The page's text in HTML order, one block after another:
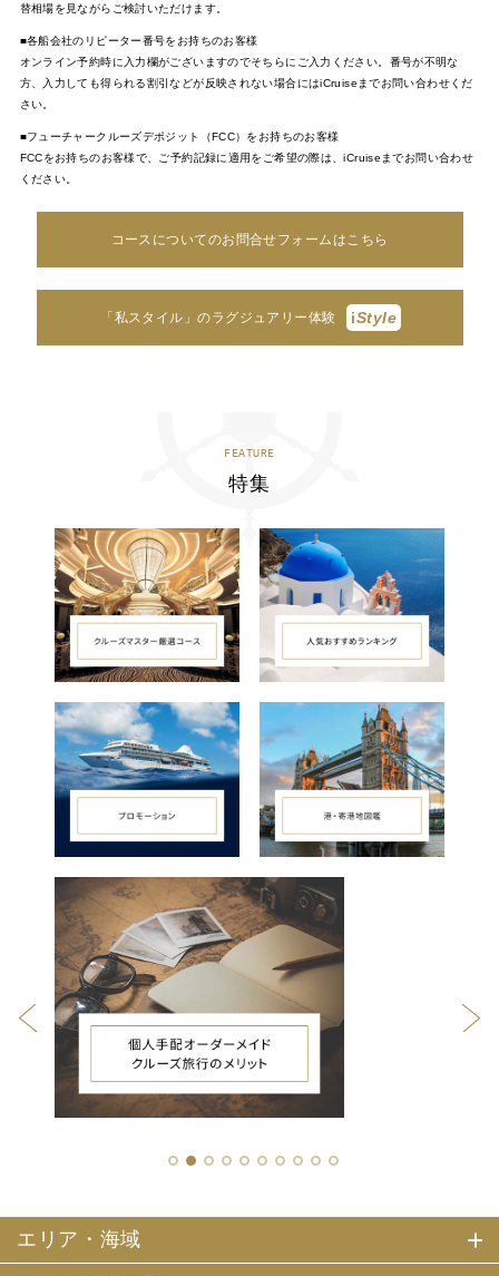
替相場を見ながらご検討いただけます。
■各船会社のリピーター番号をお持ちのお客様
オンライン予約時に入力欄がございますのでそちらにご入力ください。番号が不明な
方、入力しても得られる割引などが反映されない場合にはiCruiseまでお問い合わせくだ
さい。
■フューチャークルーズデポジット（FCC）をお持ちのお客様
FCCをお持ちのお客様で、ご予約記録に適用をご希望の際は、iCruiseまでお問い合わせ
ください。
コースについてのお問合せフォームはこちら
「私スタイル」のラグジュアリー体験 iStyle
FEATURE
特集
1 2 3 4 5 6 7 8 9 10
エリア・海域